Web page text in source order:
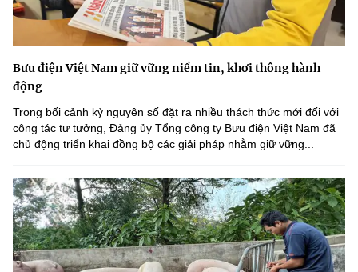
Bưu điện Việt Nam giữ vững niềm tin, khơi thông hành
động
Trong bối cảnh kỷ nguyên số đặt ra nhiều thách thức mới đối với
công tác tư tưởng, Đảng ủy Tổng công ty Bưu điện Việt Nam đã
chủ động triển khai đồng bộ các giải pháp nhằm giữ vững...